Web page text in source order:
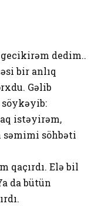
dedim..
bir anlıq
Gəlib
söykəyib:
istəyirəm,
səmimi söhbəti
qaçırdı. Elə bil
da bütün